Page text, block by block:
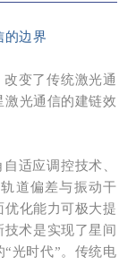
的边界
变了传统激光通
光通信的建链效
适应调控技术、
轨道偏差与振动干
优化能力可极大提
技术是实现了星间
光时代”。传统电